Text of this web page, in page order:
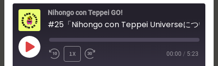
Nihongo con Teppei GO!
PLAY
REWIND
1X
FAST
00:00 / 5:23